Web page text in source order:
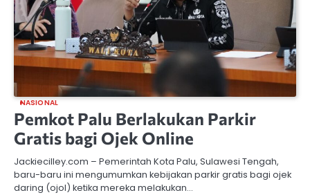
NASIONAL
Pemkot Palu Berlakukan Parkir
Gratis bagi Ojek Online
Jackiecilley.com – Pemerintah Kota Palu, Sulawesi Tengah,
baru-baru ini mengumumkan kebijakan parkir gratis bagi ojek
daring (ojol) ketika mereka melakukan…